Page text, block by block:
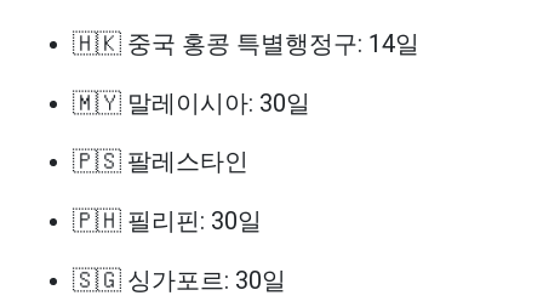
🇭🇰 중국 홍콩 특별행정구: 14일
🇲🇾 말레이시아: 30일
🇵🇸 팔레스타인
🇵🇭 필리핀: 30일
🇸🇬 싱가포르: 30일